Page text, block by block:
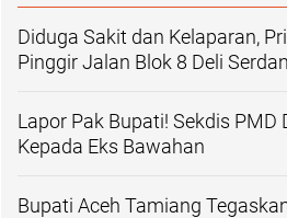
Diduga Sakit dan Kelaparan,
Pinggir Jalan Blok 8 Deli
Lapor Pak Bupati! Sekdis
Kepada Eks Bawahan ‎
Bupati Aceh Tamiang